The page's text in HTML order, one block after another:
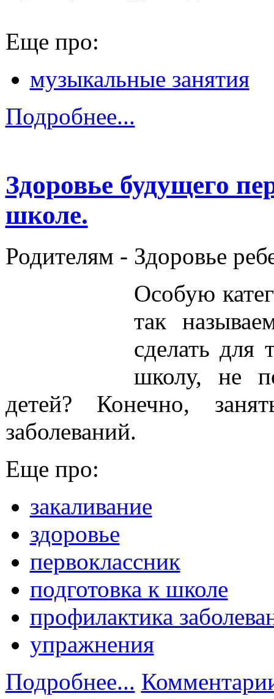
Еще про:
музыкальные занятия
Подробнее...
Здоровье будущего
школе.
Родителям - Здоровье
Особую
так
сделать
школу, не
детей? Конечно,
заболеваний.
Еще про:
закаливание
здоровье
первоклассник
подготовка к школе
профилактика
упражнения
Подробнее...